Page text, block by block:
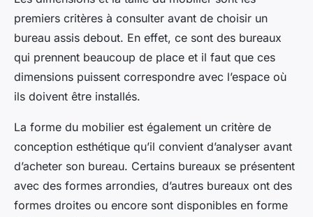
premiers critères à consulter avant de choisir un
bureau assis debout. En effet, ce sont des bureaux
qui prennent beaucoup de place et il faut que ces
dimensions puissent correspondre avec l’espace où
ils doivent être installés.
La forme du mobilier est également un critère de
conception esthétique qu’il convient d’analyser avant
d’acheter son bureau. Certains bureaux se présentent
avec des formes arrondies, d’autres bureaux ont des
formes droites ou encore sont disponibles en forme